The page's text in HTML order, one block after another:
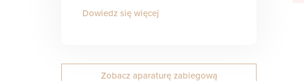
Dowiedz się więcej
Zobacz aparaturę zabiegową